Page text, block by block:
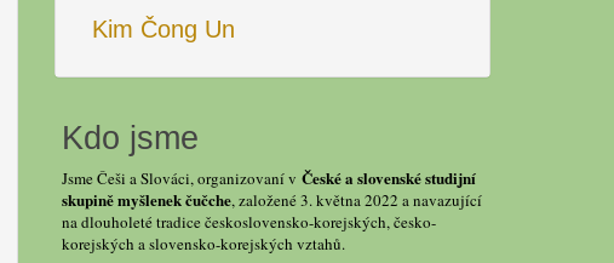
Kim Čong Un
Kdo jsme
Jsme Češi a Slováci, organizovaní v České a slovenské studijní
skupině myšlenek čučche, založené 3. května 2022 a navazující
na dlouholeté tradice československo-korejských, česko-
korejských a slovensko-korejských vztahů.